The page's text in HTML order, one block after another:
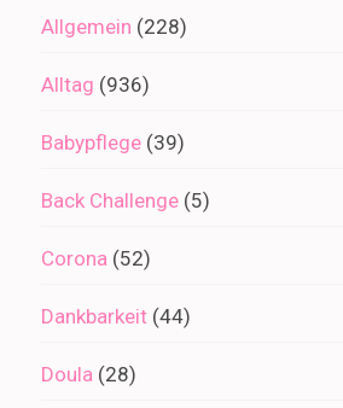
Allgemein (228)
Alltag (936)
Babypflege (39)
Back Challenge (5)
Corona (52)
Dankbarkeit (44)
Doula (28)